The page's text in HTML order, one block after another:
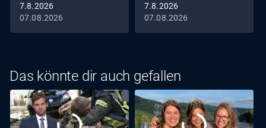
7.8.2026
07.08.2026
7.8.2026
07.08.2026
Das könnte dir auch gefallen